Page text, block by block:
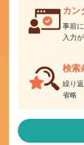
カン
事前
入力
検索
繰り
省略